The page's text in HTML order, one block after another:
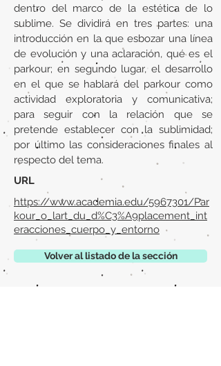
dentro del marco de la estética de lo
sublime. Se dividirá en tres partes: una
introducción en la que esbozar una línea
de evolución y una aclaración, qué es el
parkour; en segundo lugar, el desarrollo
en el que se hablará del parkour como
actividad exploratoria y comunicativa;
para seguir con la relación que se
pretende establecer con la sublimidad;
por último las consideraciones finales al
respecto del tema.
URL
https://www.academia.edu/5967301/Par
kour_o_lart_du_d%C3%A9placement_int
eracciones_cuerpo_y_entorno
Volver al listado de la sección